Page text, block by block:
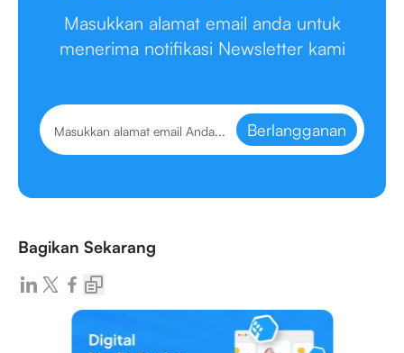
Masukkan alamat email anda untuk
menerima notifikasi Newsletter kami
Berlangganan
Bagikan Sekarang